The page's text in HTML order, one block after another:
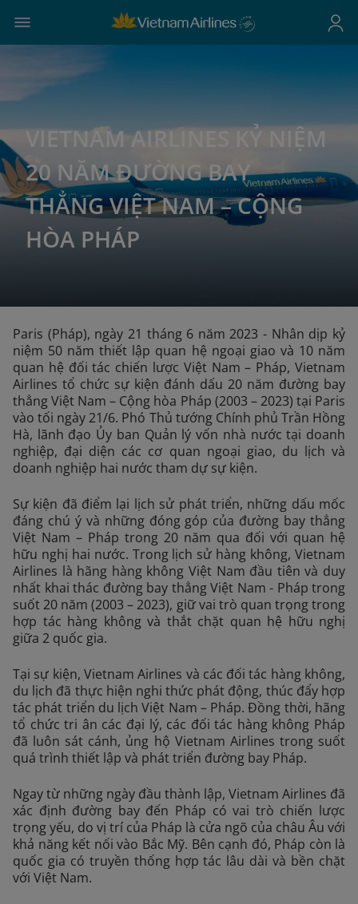
VIETNAM AIRLINES KỶ NIỆM
20 NĂM ĐƯỜNG BAY
THẲNG VIỆT NAM – CỘNG
HÒA PHÁP
Paris (Pháp), ngày 21 tháng 6 năm 2023 - Nhân dịp kỷ
niệm 50 năm thiết lập quan hệ ngoại giao và 10 năm
quan hệ đối tác chiến lược Việt Nam – Pháp, Vietnam
Airlines tổ chức sự kiện đánh dấu 20 năm đường bay
thẳng Việt Nam – Cộng hòa Pháp (2003 – 2023) tại Paris
vào tối ngày 21/6. Phó Thủ tướng Chính phủ Trần Hồng
Hà, lãnh đạo Ủy ban Quản lý vốn nhà nước tại doanh
nghiệp, đại diện các cơ quan ngoại giao, du lịch và
doanh nghiệp hai nước tham dự sự kiện.
Sự kiện đã điểm lại lịch sử phát triển, những dấu mốc
đáng chú ý và những đóng góp của đường bay thẳng
Việt Nam – Pháp trong 20 năm qua đối với quan hệ
hữu nghị hai nước. Trong lịch sử hàng không, Vietnam
Airlines là hãng hàng không Việt Nam đầu tiên và duy
nhất khai thác đường bay thẳng Việt Nam - Pháp trong
suốt 20 năm (2003 – 2023), giữ vai trò quan trọng trong
hợp tác hàng không và thắt chặt quan hệ hữu nghị
giữa 2 quốc gia.
Tại sự kiện, Vietnam Airlines và các đối tác hàng không,
du lịch đã thực hiện nghi thức phát động, thúc đẩy hợp
tác phát triển du lịch Việt Nam – Pháp. Đồng thời, hãng
tổ chức tri ân các đại lý, các đối tác hàng không Pháp
đã luôn sát cánh, ủng hộ Vietnam Airlines trong suốt
quá trình thiết lập và phát triển đường bay Pháp.
Ngay từ những ngày đầu thành lập, Vietnam Airlines đã
xác định đường bay đến Pháp có vai trò chiến lược
trọng yếu, do vị trí của Pháp là cửa ngõ của châu Âu với
khả năng kết nối vào Bắc Mỹ. Bên cạnh đó, Pháp còn là
quốc gia có truyền thống hợp tác lâu dài và bền chặt
với Việt Nam.